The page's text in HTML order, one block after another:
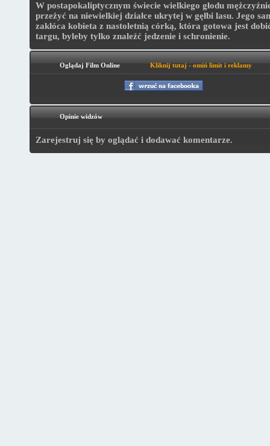
W postapokaliptycznym świecie wielkiego głodu
przeżyć na niewielkiej działce ukrytej w gęłbi lasu. Jego
zakłóca kobieta z nastoletnią córką, która gotowa jest
targu, byleby tylko znaleźć jedzenie i schronienie.
Oglądaj Film Online Kliknij tutaj - omiń limit i reklamy
Opinie widzów
Zarejestruj się by oglądać i dodawać komentarze.